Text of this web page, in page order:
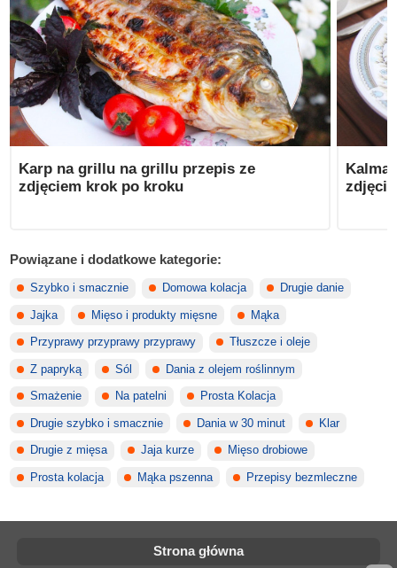
Karp na grillu na grillu przepis ze
zdjęciem krok po kroku
Powiązane i dodatkowe kategorie:
Szybko i smacznie Domowa kolacja Drugie danie
Jajka Mięso i produkty mięsne Mąka
Przyprawy przyprawy przyprawy Tłuszcze i oleje
Z papryką Sól Dania z olejem roślinnym
Smażenie Na patelni Prosta Kolacja
Drugie szybko i smacznie Dania w 30 minut Klar
Drugie z mięsa Jaja kurze Mięso drobiowe
Prosta kolacja Mąka pszenna Przepisy bezmleczne
Strona główna